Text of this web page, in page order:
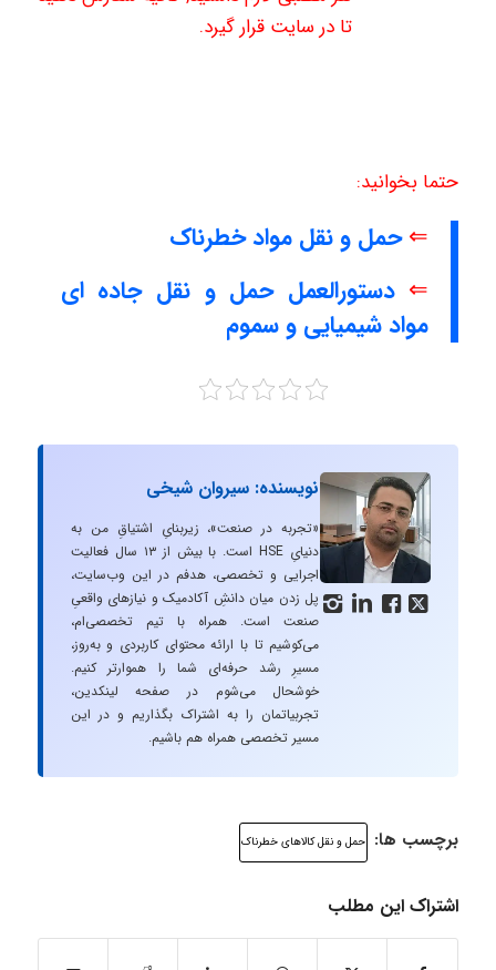
تا در سایت قرار گیرد.
حتما بخوانید:
⇐حمل و نقل مواد خطرناک
⇐ دستورالعمل حمل و نقل جاده ای
مواد شیمیایی و سموم
   
نویسنده: سیروان شیخی
«تجربه در صنعت»، زیربنایِ اشتیاقِ من به
دنیایِ HSE است. با بیش از ۱۳ سال فعالیت
اجرایی و تخصصی، هدفم در این وب‌سایت،
پل زدن میان دانشِ آکادمیک و نیازهای واقعیِ
صنعت است. همراه با تیم تخصصی‌ام،
می‌کوشیم تا با ارائه محتوای کاربردی و به‌روز،
مسیرِ رشد حرفه‌ای شما را هموارتر کنیم.
خوشحال می‌شوم در صفحه لینکدین،
تجربیاتمان را به اشتراک بگذاریم و در این
مسیر تخصصی همراه هم باشیم.
برچسب ها: حمل و نقل کالاهای خطرناک
اشتراک این مطلب